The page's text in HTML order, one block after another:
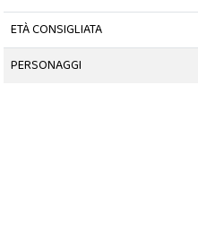
ETÀ CONSIGLIATA
PERSONAGGI